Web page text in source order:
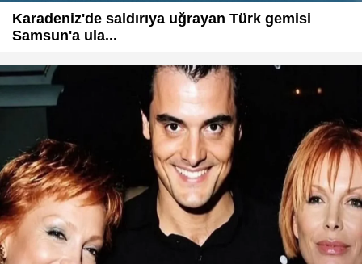
Karadeniz'de saldırıya uğrayan Türk gemisi
Samsun'a ula...